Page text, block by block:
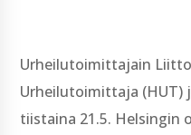
Urheilutoimittajain
Urheilutoimittaja (HUT)
tiistaina 21.5. Helsingin